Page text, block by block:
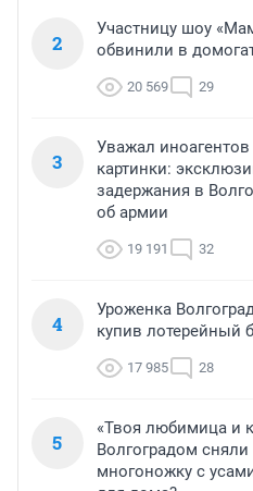
2
Участницу шоу
обвинили в
20 569 29
3
Уважал
картинки:
задержания в
об армии
19 191 32
4
Уроженка
купив лотерейный
17 985 28
5
«Твоя любимица и
Волгоградом
многоножку с